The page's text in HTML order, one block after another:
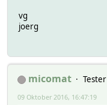
vg
joerg
micomat
Tester
09 Oktober 2016, 16:47:19